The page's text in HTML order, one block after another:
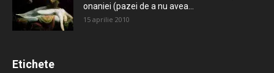
onaniei (pazei de a nu avea...
15 aprilie 2010
Etichete